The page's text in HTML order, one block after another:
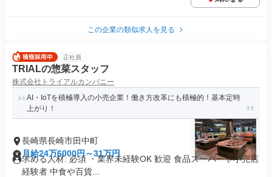
この企業の類似求人を見る
正社員
TRIALの惣菜スタッフ
株式会社トライアルカンパニー
AI・IoTを積極導入の小売企業！働き方改革にも積極的！基本定時
上がり！
長崎県長崎市田中町
月給24万6000円～31万円
求める人材: 必須 ・業界未経験OK 歓迎 食品スーパーや小売店
経験者 中食や百貨...